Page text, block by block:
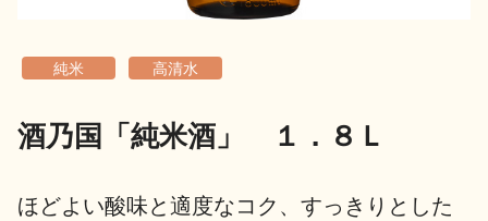
お楽しみコンテンツ
歳時記 地酒蔵元会検定
純米 高清水
酒乃国「純米酒」 １．８Ｌ
ほどよい酸味と適度なコク、すっきりとした